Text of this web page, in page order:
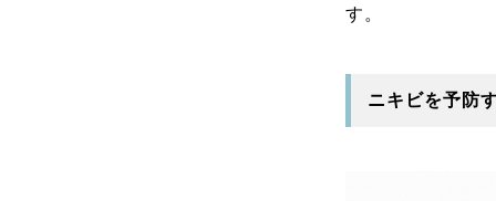
す。
ニキビを予防